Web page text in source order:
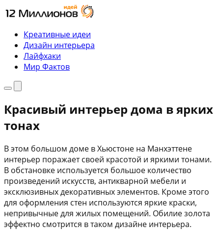
Перейти
к
содержимому
Креативные идеи
Дизайн интерьера
Лайфхаки
Мир Фактов
МенюПоиск
Красивый интерьер дома в ярких
тонах
В этом большом доме в Хьюстоне на Манхэттене
интерьер поражает своей красотой и яркими тонами.
В обстановке используется большое количество
произведений искусств, антикварной мебели и
эксклюзивных декоративных элементов. Кроме этого
для оформления стен используются яркие краски,
непривычные для жилых помещений. Обилие золота
эффектно смотрится в таком дизайне интерьера.